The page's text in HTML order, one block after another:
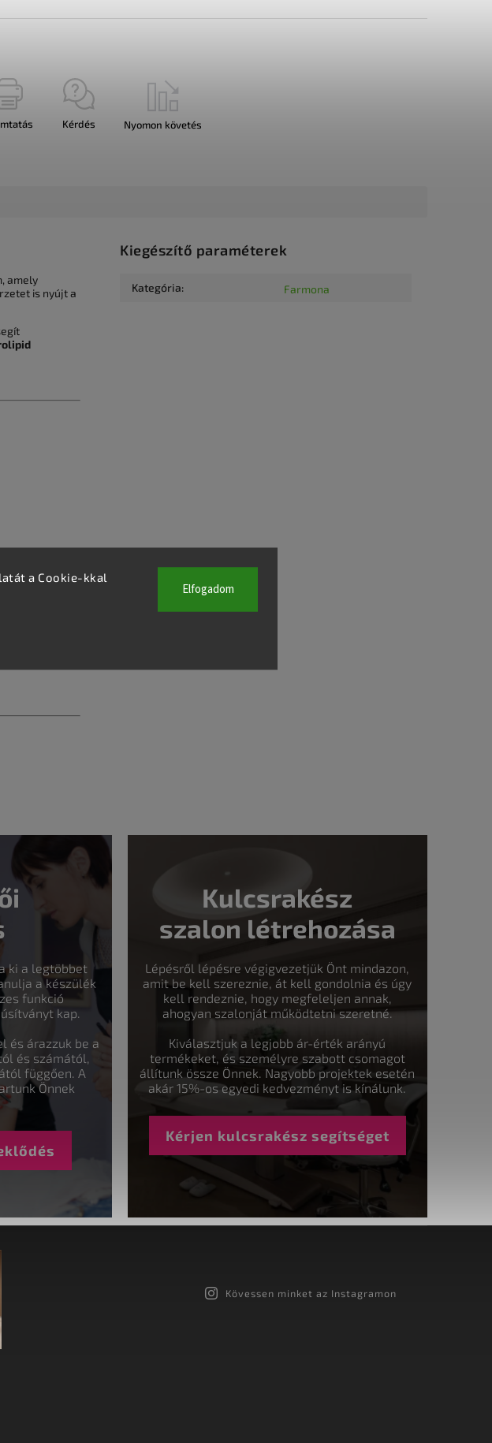
a Cookie-kkal
Elfogadom
Kérdés Nyomon követés
amely
is nyújt a
Kiegészítő paraméterek
Kategória: Farmona
ki a legtöbbet
a készülék
funkció
kap.
és árazzuk be a
és számától,
függően. A
Önnek
Kulcsrakész
szalon létrehozása
Lépésről lépésre végigvezetjük Önt mindazon,
amit be kell szereznie, át kell gondolnia és úgy
kell rendeznie, hogy megfeleljen annak,
ahogyan szalonját működtetni szeretné.
Kiválasztjuk a legjobb ár-érték arányú
termékeket, és személyre szabott csomagot
állítunk össze Önnek. Nagyobb projektek esetén
akár 15%-os egyedi kedvezményt is kínálunk.
Kérjen kulcsrakész segítséget
Kövessen minket az Instagramon